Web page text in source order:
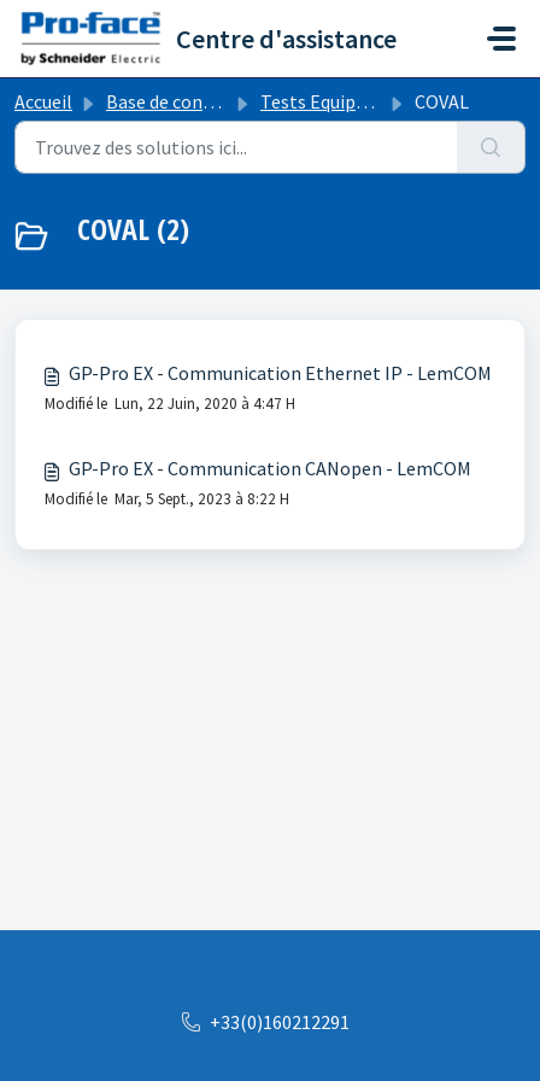
Passer au contenu principal
Centre d'assistance
Accueil Base de connaissances Tests Equipements (Autres Fabricants/Constructeurs) COVAL
COVAL (2)
GP-Pro EX - Communication Ethernet IP - LemCOM
Modifié le Lun, 22 Juin, 2020 à 4:47 H
GP-Pro EX - Communication CANopen - LemCOM
Modifié le Mar, 5 Sept., 2023 à 8:22 H
+33(0)160212291